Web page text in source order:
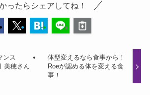
ったらシェアしてね！
ンス
美穂さん
体型変えるなら食事から！
Roeが認める体を変える食
事！